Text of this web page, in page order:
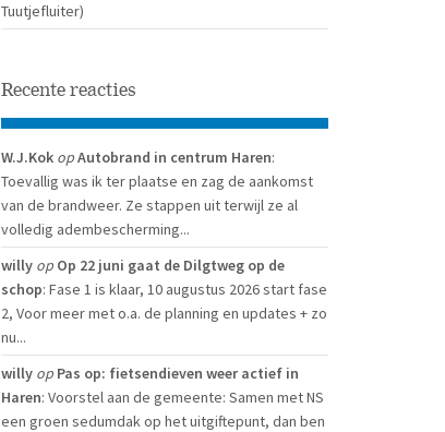
Tuutjefluiter)
Recente reacties
W.J.Kok opAutobrand in centrum Haren:
Toevallig was ik ter plaatse en zag de aankomst
van de brandweer. Ze stappen uit terwijl ze al
volledig adembescherming...
willy op Op 22 juni gaat de Dilgtweg op de
schop: Fase 1 is klaar, 10 augustus 2026 start fase
2, Voor meer met o.a. de planning en updates + zo
nu...
willy op Pas op: fietsendieven weer actief in
Haren: Voorstel aan de gemeente: Samen met NS
een groen sedumdak op het uitgiftepunt, dan ben